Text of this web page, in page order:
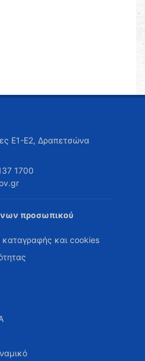
Ε1-Ε2, Δραπετσώνα
1700
προσωπικού
καταγραφής και cookies